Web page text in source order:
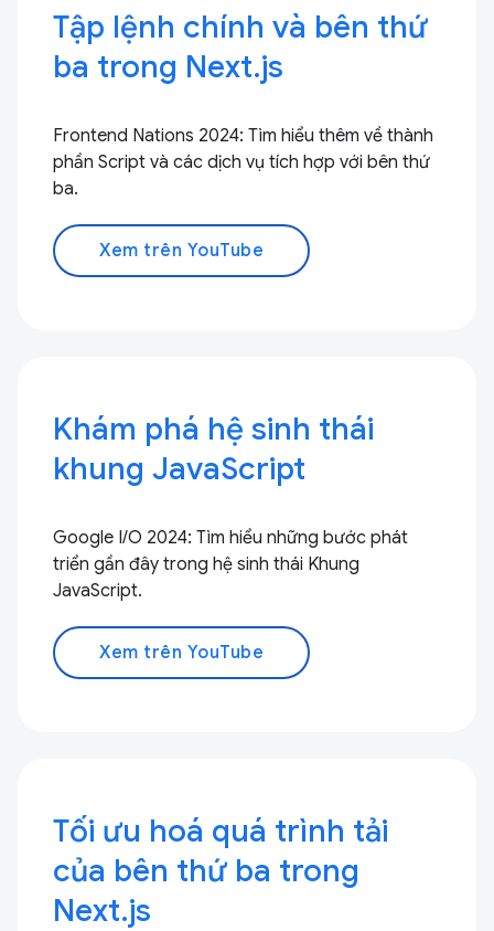
Tập lệnh chính và bên thứ
ba trong Next.js
Frontend Nations 2024: Tìm hiểu thêm về thành
phần Script và các dịch vụ tích hợp với bên thứ
ba.
Xem trên YouTube
Khám phá hệ sinh thái
khung JavaScript
Google I/O 2024: Tìm hiểu những bước phát
triển gần đây trong hệ sinh thái Khung
JavaScript.
Xem trên YouTube
Tối ưu hoá quá trình tải
của bên thứ ba trong
Next.js